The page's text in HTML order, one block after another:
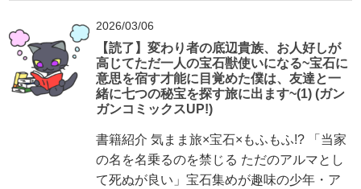
2026/03/06
【読了】変わり者の底辺貴族、お人好しが
高じてただ一人の宝石獣使いになる~宝石に
意思を宿す才能に目覚めた僕は、友達と一
緒に七つの秘宝を探す旅に出ます~(1) (ガン
ガンコミックスUP!)
書籍紹介 気まま旅×宝石×もふもふ!? 「当家
の名を名乗るのを禁じる ただのアルマとし
て死ぬが良い」宝石集めが趣味の少年・ア